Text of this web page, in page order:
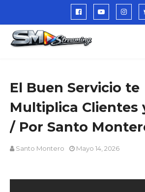
El Buen Servicio te
Multiplica Clientes
/ Por Santo
Santo Montero Mayo 14, 2026